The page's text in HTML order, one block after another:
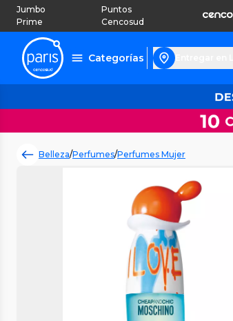
Jumbo
Prime
Puntos
Cencosud
Categorías
Belleza/Perfumes/Perfumes Mujer